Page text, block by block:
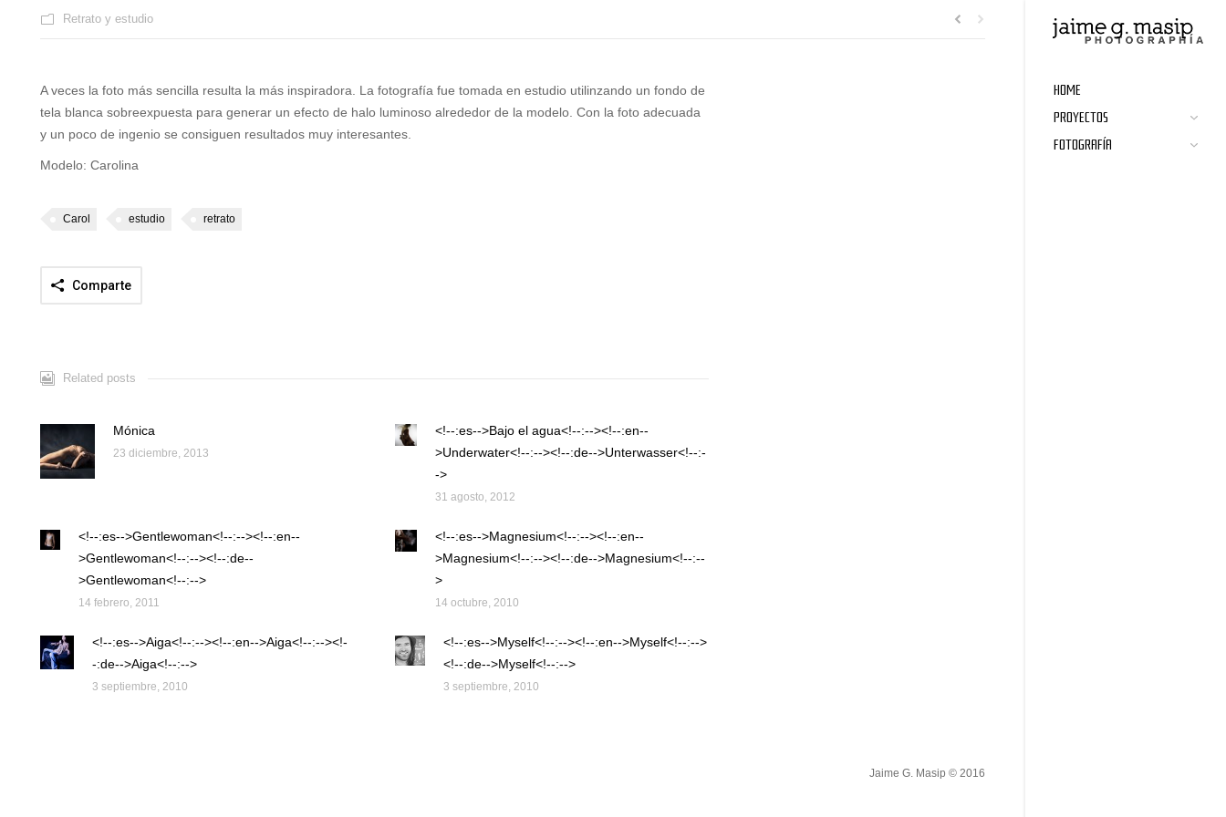
HOME
PROYECTOS
FOTOGRAFÍA
Retrato y estudio
A veces la foto más sencilla resulta la más inspiradora. La fotografía fue tomada en estudio utilinzando un fondo de
tela blanca sobreexpuesta para generar un efecto de halo luminoso alrededor de la modelo. Con la foto adecuada
y un poco de ingenio se consiguen resultados muy interesantes.
Modelo: Carolina
Carol estudio retrato
Comparte
Related posts
Mónica
23 diciembre, 2013
<!--:es-->Bajo el agua<!--:--><!--:en--
>Underwater<!--:--><!--:de-->Unterwasser<!--:-
->
31 agosto, 2012
<!--:es-->Gentlewoman<!--:--><!--:en--
>Gentlewoman<!--:--><!--:de--
>Gentlewoman<!--:-->
14 febrero, 2011
<!--:es-->Magnesium<!--:--><!--:en--
>Magnesium<!--:--><!--:de-->Magnesium<!--:--
>
14 octubre, 2010
<!--:es-->Aiga<!--:--><!--:en-->Aiga<!--:--><!-
-:de-->Aiga<!--:-->
3 septiembre, 2010
<!--:es-->Myself<!--:--><!--:en-->Myself<!--:-->
<!--:de-->Myself<!--:-->
3 septiembre, 2010
Jaime G. Masip © 2016